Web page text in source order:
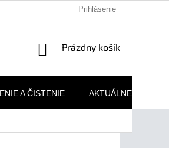
REKLAMAČNÉ PODMIENKY
Prihlásenie
NÁKUPNÝ
Prázdny košík
A ČISTENIE AKTUÁLNE AKCIE